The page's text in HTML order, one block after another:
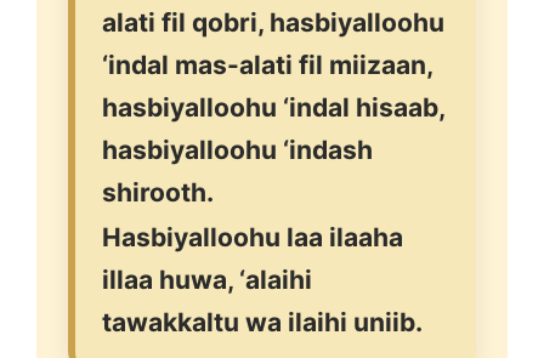
alati fil qobri, hasbiyalloohu
‘indal mas-alati fil miizaan,
hasbiyalloohu ‘indal hisaab,
hasbiyalloohu ‘indash
shirooth.
Hasbiyalloohu laa ilaaha
illaa huwa, ‘alaihi
tawakkaltu wa ilaihi uniib.